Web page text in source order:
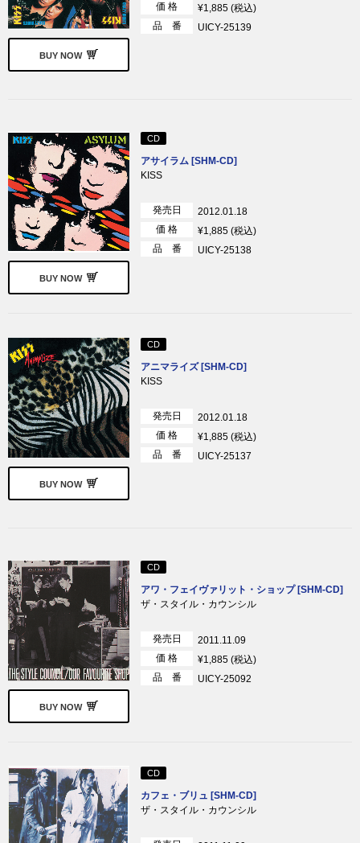
BUY NOW
価 格
¥1,885 (税込)
品 番
UICY-25139
BUY NOW
CD
アサイラム [SHM-CD]
KISS
発売日
2012.01.18
価 格
¥1,885 (税込)
品 番
UICY-25138
BUY NOW
CD
アニマライズ [SHM-CD]
KISS
発売日
2012.01.18
価 格
¥1,885 (税込)
品 番
UICY-25137
BUY NOW
CD
アワ・フェイヴァリット・ショップ [SHM-CD]
ザ・スタイル・カウンシル
発売日
2011.11.09
価 格
¥1,885 (税込)
品 番
UICY-25092
CD
カフェ・ブリュ [SHM-CD]
ザ・スタイル・カウンシル